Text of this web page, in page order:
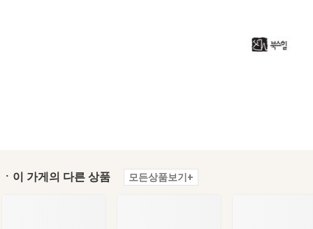
ㆍ이 가게의 다른 상품 모든상품보기+